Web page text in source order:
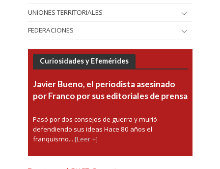
UNIONES TERRITORIALES
FEDERACIONES
Curiosidades y Efemérides
Javier Bueno, el periodista asesinado
por Franco por sus editoriales de prensa
Pasó por dos consejos de guerra y murió
defendiendo sus ideas Hace 80 años el
franquismo... [Leer +]